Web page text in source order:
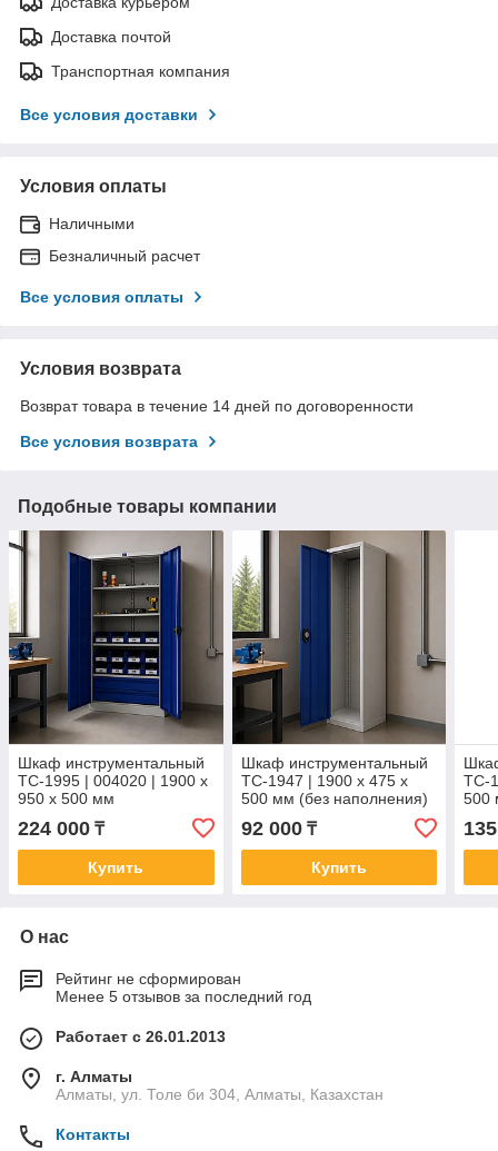
Доставка почтой
Транспортная компания
Все условия доставки
Условия оплаты
Наличными
Безналичный расчет
Все условия оплаты
Условия возврата
Возврат товара в течение 14 дней по договоренности
Все условия возврата
Подобные товары компании
Шкаф инструментальный
TC-1995 | 004020 | 1900 x
950 x 500 мм
224 000 ₸
Купить
Шкаф инструментальный
TC-1947 | 1900 x 475 x
500 мм (без наполнения)
92 000₸
Купить
TC-
500
О нас
Рейтинг не сформирован
Менее 5 отзывов за последний год
Работает с 26.01.2013
г. Алматы
Алматы, ул. Толе би 304, Алматы, Казахстан
Контакты